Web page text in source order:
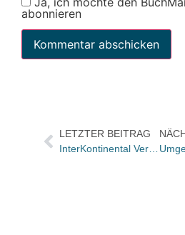
abonnieren
LETZTER BEITRAG
InterKontinental Verlag: Premierenparty in Berlin